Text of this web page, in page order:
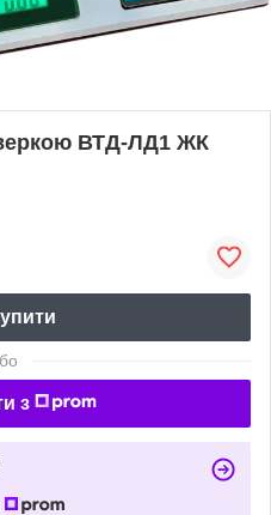
ВТД-ЛД1 ЖК
з